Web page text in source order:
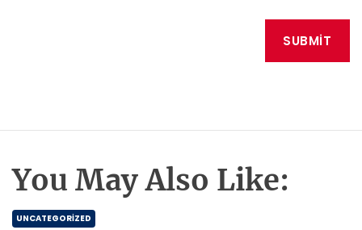
You May Also Like:
UNCATEGORIZED